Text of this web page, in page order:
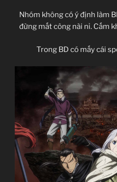
Nhóm không có ý định làm
đừng mất công nài nỉ. Cấm
Trong BD có mấy cái